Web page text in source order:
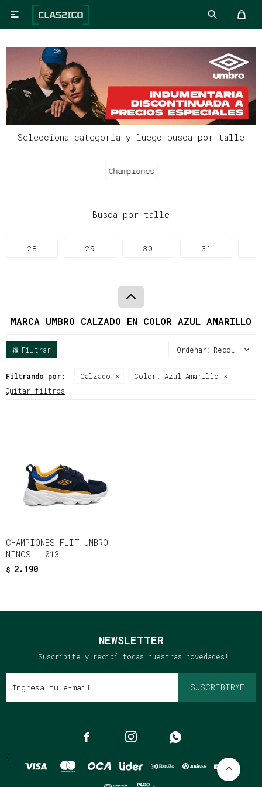

Selecciona categoria y luego busca por talle
Championes
Busca por talle
28 29 30 31
MARCA UMBRO CALZADO EN COLOR AZUL AMARILLO
Recomendados
Filtrando por: Calzado Color:
Azul Amarillo
Quitar filtros
CHAMPIONES FLIT UMBRO
NIÑOS - 013
$ 2.190
NEWSLETTER
¡Suscribite y recibí todas nuestras novedades!
SUSCRIBIRME
  
{